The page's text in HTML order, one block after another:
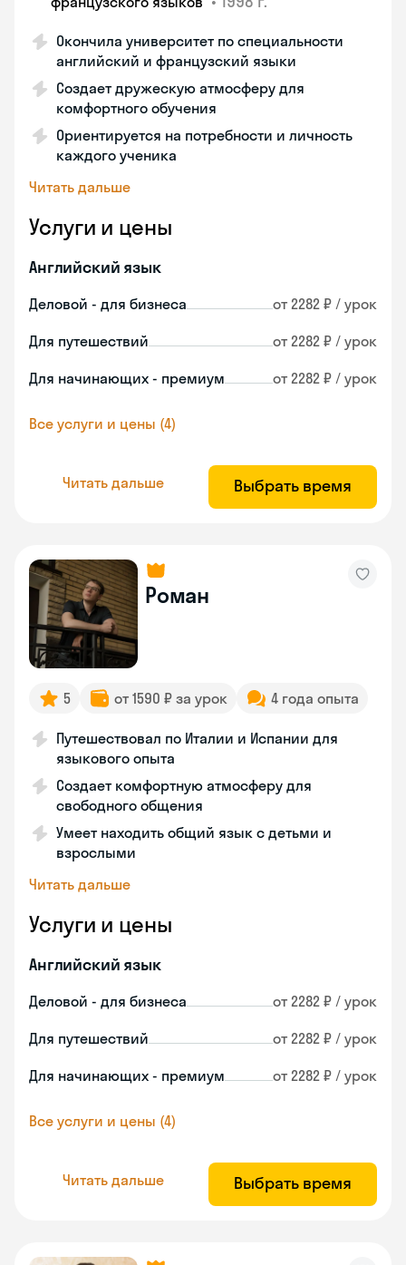
Окончила университет по специальности
английский и французский языки
Создает дружескую атмосферу для
комфортного обучения
Ориентируется на потребности и личность
каждого ученика
Читать дальше
Услуги и цены
Английский язык
Деловой - для бизнеса от 2282 ₽ / урок
Для путешествий от 2282 ₽ / урок
Для начинающих - премиум от 2282 ₽ / урок
Все услуги и цены (4)
Читать дальше Выбрать время
Роман
5 от 1590 ₽ за урок 4 года опыта
Путешествовал по Италии и Испании для
языкового опыта
Создает комфортную атмосферу для
свободного общения
Умеет находить общий язык с детьми и
взрослыми
Читать дальше
Услуги и цены
Английский язык
Деловой - для бизнеса от 2282 ₽ / урок
Для путешествий от 2282 ₽ / урок
Для начинающих - премиум от 2282 ₽ / урок
Все услуги и цены (4)
Читать дальше Выбрать время